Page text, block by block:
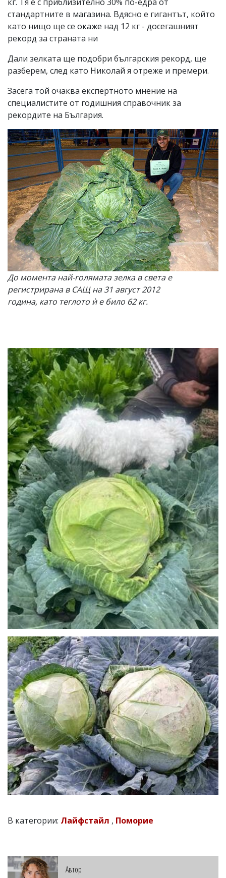
стандартните в магазина. Вдясно е гигантът, който
като нищо ще се окаже над 12 кг - досегашният
рекорд за страната ни
Дали зелката ще подобри българския рекорд, ще
разберем, след като Николай я отреже и премери.
Засега той очаква експертното мнение на
специалистите от годишния справочник за
рекордите на България.
До момента най-голямата зелка в света е
регистрирана в САЩ на 31 август 2012
година, като теглото ѝ е било 62 кг.
В категории: Лайфстайл , Поморие
Автор